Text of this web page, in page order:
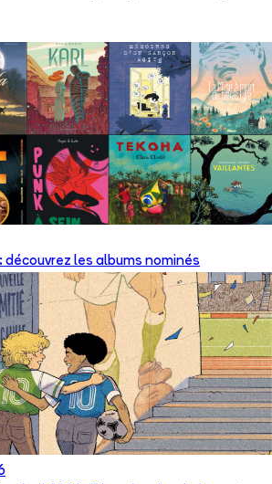
découvrez les albums nominés